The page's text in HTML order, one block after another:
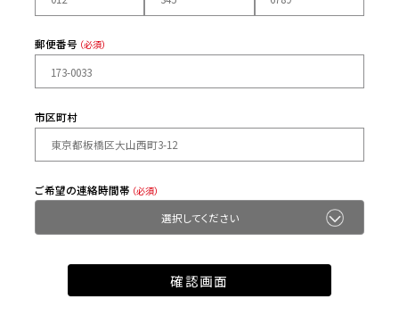
郵便番号 （必須）
市区町村
ご希望の連絡時間帯 （必須）